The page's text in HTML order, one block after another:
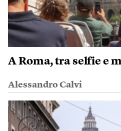
A Roma, tra selfie e
Alessandro Calvi